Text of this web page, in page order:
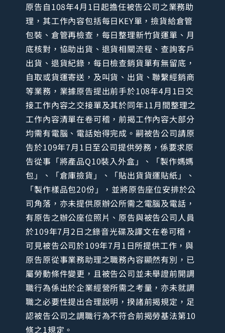
原告自108年4月1日起擔任被告公司之業務助
理，其工作內容包括每日KEY單，撿貨給倉管
包裝、倉管再檢查，每日整理新竹貨運單、月
底核對，協助出貨、退貨相關流程、查詢客戶
出貨、退貨紀錄，每日檢查銷貨單有無留底，
自取或貨運寄送，及叫貨、出貨、聯繫經銷商
等業務，業據原告提出前手於108年4月1日交
接工作內容之交接單及其於同年11月間整理之
工作內容清單在卷可稽，前揭工作內容大部分
均需有電腦、電話始得完成。嗣被告公司請原
告於109年7月1日至公司提供勞務，係要求原
告從事「將產品Q10裝入外盒」、「製作媽媽
包」、「倉庫撿貨」、「貼出貨貨運貼紙」、
「製作樣品包20份」，並將原告座位安排於公
司角落，亦未提供原辦公所需之電腦及電話，
有原告之辦公座位照片、原告與被告公司人員
於109年7月2日之錄音光碟及譯文在卷可稽，
可見被告公司於109年7月1日所提供工作，與
原告原從事業務助理之職務內容顯然有別，已
屬勞動條件變更，且被告公司並未舉證前開調
職行為係出於企業經營所需之考量，亦未就調
職之必要性提出合理說明，揆諸前揭規定，足
認被告公司之調職行為不符合前揭勞基法第10
條之1規定。